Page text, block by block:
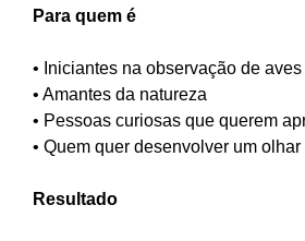
Para quem é
• Iniciantes na observação de aves
• Amantes da natureza
• Pessoas curiosas que querem
• Quem quer desenvolver um
Resultado